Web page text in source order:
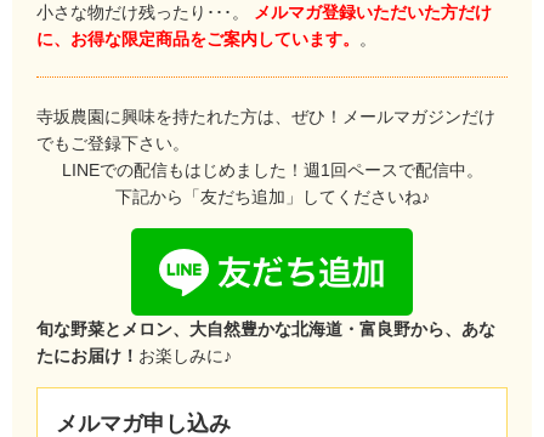
小さな物だけ残ったり･･･。
メルマガ登録いただいた方だけ
に、お得な限定商品をご案内しています。
。
寺坂農園に興味を持たれた方は、ぜひ！メールマガジンだけ
でもご登録下さい。
LINEでの配信もはじめました！週1回ペースで配信中。
下記から「友だち追加」してくださいね♪
旬な野菜とメロン、大自然豊かな北海道・富良野から、あな
たにお届け！ お楽しみに♪
メルマガ申し込み